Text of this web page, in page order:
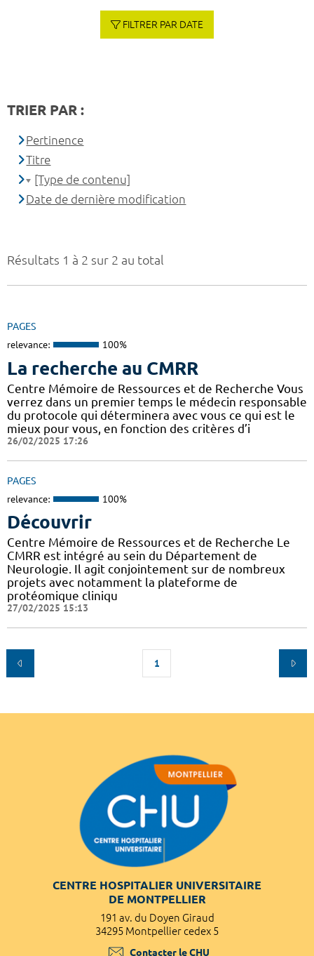
Résultats 1 à 2 sur 2 au total
PAGES
relevance: 100%
La recherche au CMRR
Centre Mémoire de Ressources et de Recherche Vous
verrez dans un premier temps le médecin responsable
du protocole qui déterminera avec vous ce qui est le
mieux pour vous, en fonction des critères d’i
26/02/2025 17:26
PAGES
relevance: 100%
Découvrir
Centre Mémoire de Ressources et de Recherche Le
CMRR est intégré au sein du Département de
Neurologie. Il agit conjointement sur de nombreux
projets avec notamment la plateforme de
protéomique cliniqu
27/02/2025 15:13
1
FILTRER PAR DATE
TRIER PAR :
Pertinence
Titre
[Type de contenu]
Date de dernière modification
CENTRE HOSPITALIER UNIVERSITAIRE
DE MONTPELLIER
191 av. du Doyen Giraud
34295 Montpellier cedex 5
Contacter le CHU